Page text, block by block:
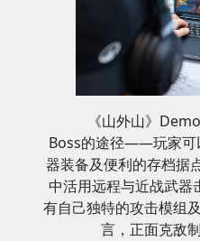
《山外山》
Boss的途径——玩家可
器装备及便利的存档据
中活用远程与近战武器
有自己独特的攻击模组
言，正面克敌